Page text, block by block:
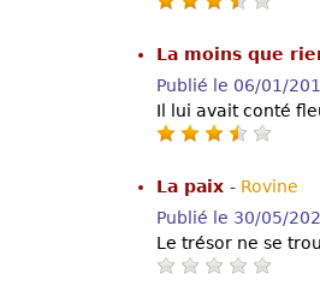
La moins que
Publié le 06/01/
Il lui avait conté
La paix - Rovine
Publié le 30/05/
Le trésor ne se